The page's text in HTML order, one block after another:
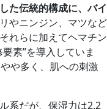
た伝統的構成に、バイ
やニンジン、マツなど
れらに加えてヘマチン
素”を導入していま
や多く、肌への刺激
系だが、保湿力は2.2